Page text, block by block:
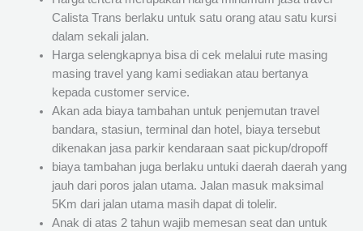
Calista Trans berlaku untuk satu orang atau satu kursi
dalam sekali jalan.
Harga selengkapnya bisa di cek melalui rute masing
masing travel yang kami sediakan atau bertanya
kepada customer service.
Akan ada biaya tambahan untuk penjemutan travel
bandara, stasiun, terminal dan hotel, biaya tersebut
dikenakan jasa parkir kendaraan saat pickup/dropoff
biaya tambahan juga berlaku untuki daerah daerah yang
jauh dari poros jalan utama. Jalan masuk maksimal
5Km dari jalan utama masih dapat di tolelir.
Anak di atas 2 tahun wajib memesan seat dan untuk